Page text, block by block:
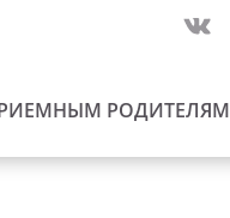
РОДИТЕЛЯМ